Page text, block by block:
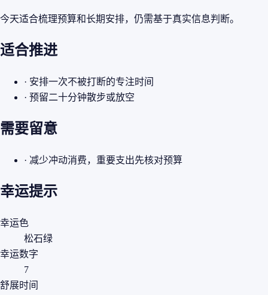
今天适合梳理预算和长期安排，仍需基于真实信息判断。
适合推进
· 安排一次不被打断的专注时间
· 预留二十分钟散步或放空
需要留意
· 减少冲动消费，重要支出先核对预算
幸运提示
幸运色
松石绿
幸运数字
7
舒展时间